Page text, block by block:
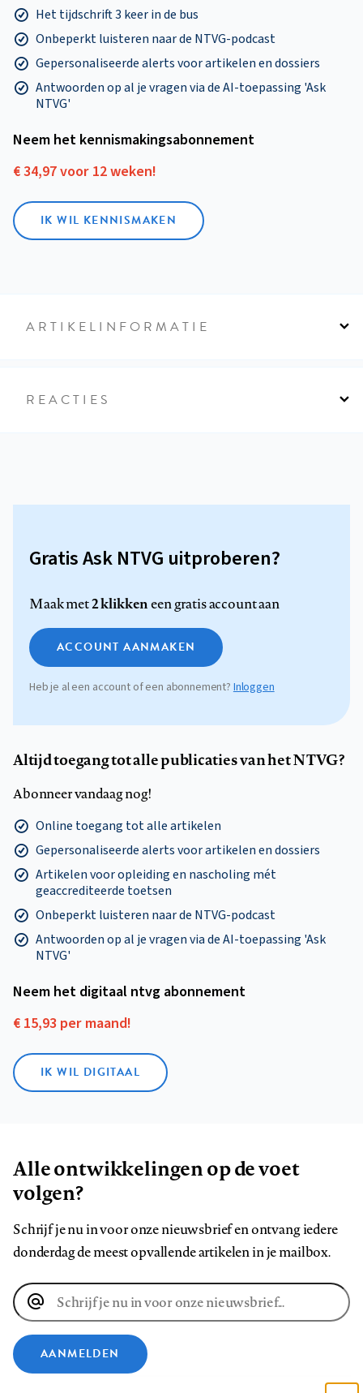
Het tijdschrift 3 keer in de bus
Onbeperkt luisteren naar de NTVG-podcast
Gepersonaliseerde alerts voor artikelen en dossiers
Antwoorden op al je vragen via de AI-toepassing 'Ask
NTVG'
Neem het kennismakings­abonnement
€ 34,97 voor 12 weken!
IK WIL KENNISMAKEN
ARTIKELINFORMATIE
REACTIES
Gratis Ask NTVG uitproberen?
Maak met2 klikkeneen gratis account aan
ACCOUNT AANMAKEN
Heb je al een account of een abonnement?Inloggen
Altijd toegang tot alle publicaties van het NTVG?
Abonneer vandaag nog!
Online toegang tot alle artikelen
Gepersonaliseerde alerts voor artikelen en dossiers
Artikelen voor opleiding en nascholing mét
geaccrediteerde toetsen
Onbeperkt luisteren naar de NTVG-podcast
Antwoorden op al je vragen via de AI-toepassing 'Ask
NTVG'
Neem het digitaal ntvg abonnement
€ 15,93 per maand!
IK WIL DIGITAAL
Alle ontwikkelingen op de voet
volgen?
Schrijf je nu in voor onze nieuwsbrief en ontvang iedere
donderdag de meest opvallende artikelen in je mailbox.
E-
mailadres
AANMELDEN